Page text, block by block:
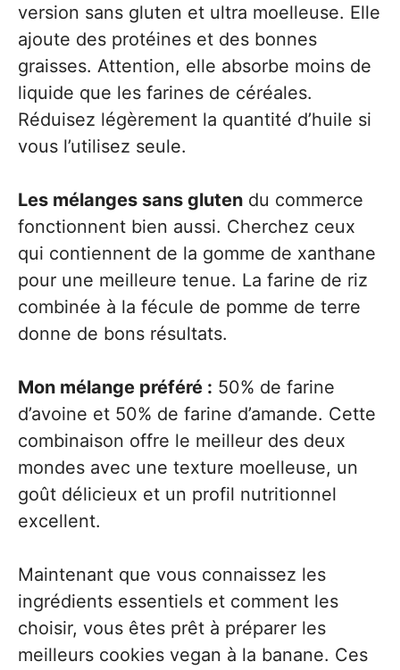
version sans gluten et ultra moelleuse. Elle
ajoute des protéines et des bonnes
graisses. Attention, elle absorbe moins de
liquide que les farines de céréales.
Réduisez légèrement la quantité d’huile si
vous l’utilisez seule.
Les mélanges sans gluten du commerce
fonctionnent bien aussi. Cherchez ceux
qui contiennent de la gomme de xanthane
pour une meilleure tenue. La farine de riz
combinée à la fécule de pomme de terre
donne de bons résultats.
Mon mélange préféré : 50% de farine
d’avoine et 50% de farine d’amande. Cette
combinaison offre le meilleur des deux
mondes avec une texture moelleuse, un
goût délicieux et un profil nutritionnel
excellent.
Maintenant que vous connaissez les
ingrédients essentiels et comment les
choisir, vous êtes prêt à préparer les
meilleurs cookies vegan à la banane. Ces